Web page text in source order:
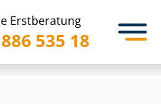
Erstberatung
535 18